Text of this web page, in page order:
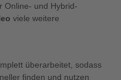
Online- und Hybrid-
viele weitere
überarbeitet, sodass
finden und nutzen